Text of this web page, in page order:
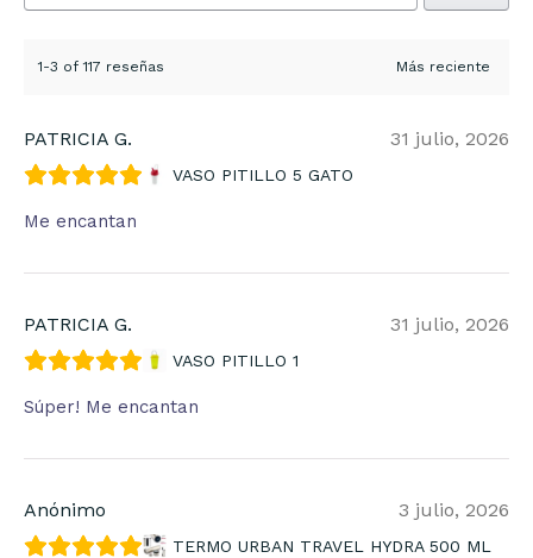
1-3 of 117 reseñas
PATRICIA G. 31 julio, 2026
VASO PITILLO 5 GATO
Me encantan
PATRICIA G. 31 julio, 2026
VASO PITILLO 1
Súper! Me encantan
Anónimo 3 julio, 2026
TERMO URBAN TRAVEL HYDRA 500 ML